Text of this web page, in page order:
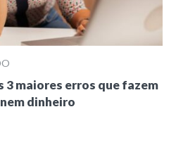
maiores erros que fazem
dinheiro